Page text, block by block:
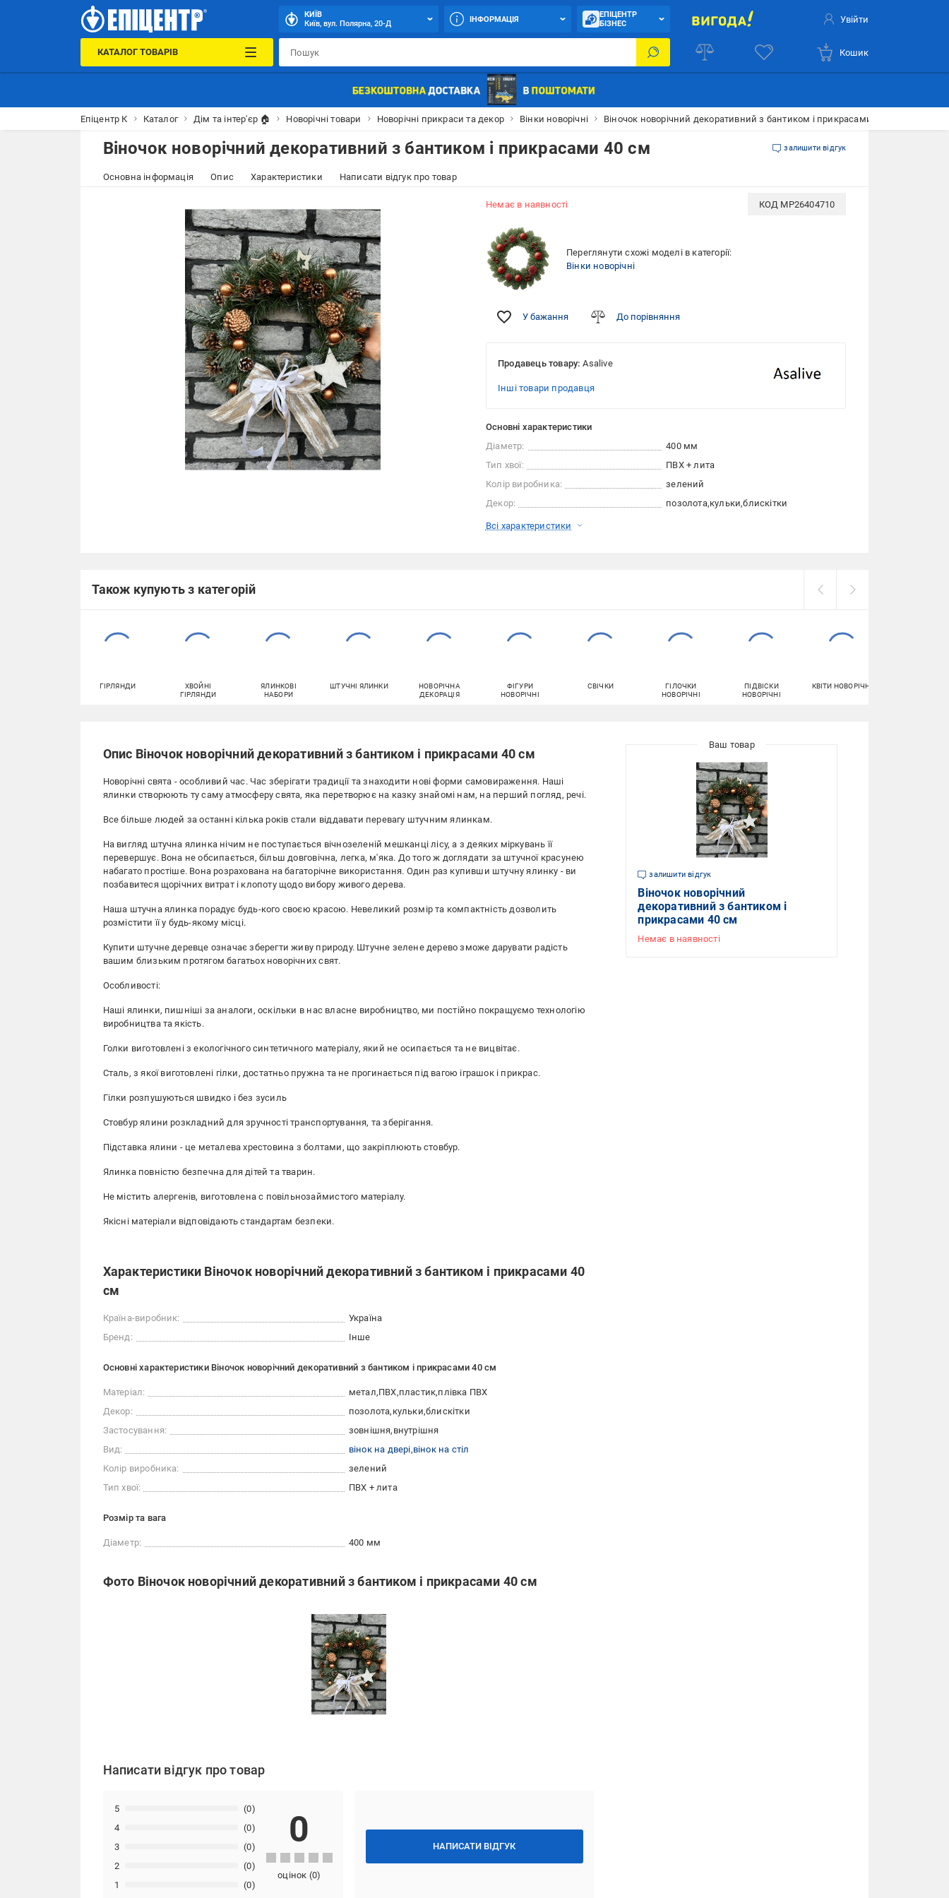
КИЇВ
Київ, вул. Полярна, 20-Д
ІНФОРМАЦІЯ
ЕПІЦЕНТР
БІЗНЕС
Увійти
КАТАЛОГ ТОВАРІВ Кошик
Епіцентр К Каталог Дім та інтер'єр 🏠 Новорічні товари Новорічні прикраси та декор Вінки новорічні Віночок новорічний декоративний з бантиком і прикрасами 40 см
Віночок новорічний декоративний з бантиком і прикрасами 40 см залишити відгук
Основна інформація Опис Характеристики Написати відгук про товар
Немає в наявності КОД MP26404710
Переглянути схожі моделі в категорії:
Вінки новорічні
У бажання До порівняння
Продавець товару: Asalive
Інші товари продавця
Основні характеристики
Діаметр:
400 мм
Тип хвої:
ПВХ + лита
Колір виробника:
зелений
Декор:
позолота кульки блискітки
Всі характеристики
Також купують з категорій
ГІРЛЯНДИ
ХВОЙНІ
ГІРЛЯНДИ
ЯЛИНКОВІ
НАБОРИ
ШТУЧНІ ЯЛИНКИ
НОВОРІЧНА
ДЕКОРАЦІЯ
ФІГУРИ
НОВОРІЧНІ
СВІЧКИ
ГІЛОЧКИ
НОВОРІЧНІ
ПІДВІСКИ
НОВОРІЧНІ
КВІТИ НОВОРІЧНІ
Опис Віночок новорічний декоративний з бантиком і прикрасами 40 см
Новорічні свята - особливий час. Час зберігати традиції та знаходити нові форми самовираження. Наші
ялинки створюють ту саму атмосферу свята, яка перетворює на казку знайомі нам, на перший погляд, речі.
Все більше людей за останні кілька років стали віддавати перевагу штучним ялинкам.
На вигляд штучна ялинка нічим не поступається вічнозеленій мешканці лісу, а з деяких міркувань її
перевершує. Вона не обсипається, більш довговічна, легка, м'яка. До того ж доглядати за штучної красунею
набагато простіше. Вона розрахована на багаторічне використання. Один раз купивши штучну ялинку - ви
позбавитеся щорічних витрат і клопоту щодо вибору живого дерева.
Наша штучна ялинка порадує будь-кого своєю красою. Невеликий розмір та компактність дозволить
розмістити її у будь-якому місці.
Купити штучне деревце означає зберегти живу природу. Штучне зелене дерево зможе дарувати радість
вашим близьким протягом багатьох новорічних свят.
Особливості:
Наші ялинки, пишніші за аналоги, оскільки в нас власне виробництво, ми постійно покращуємо технологію
виробництва та якість.
Голки виготовлені з екологічного синтетичного матеріалу, який не осипається та не вицвітає.
Сталь, з якої виготовлені гілки, достатньо пружна та не прогинається під вагою іграшок і прикрас.
Гілки розпушуються швидко і без зусиль
Стовбур ялини розкладний для зручності транспортування, та зберігання.
Підставка ялини - це металева хрестовина з болтами, що закріплюють стовбур.
Ялинка повністю безпечна для дітей та тварин.
Не містить алергенів, виготовлена с повiльнозаймистого матеріалу.
Якісні матеріали відповідають стандартам безпеки.
Характеристики Віночок новорічний декоративний з бантиком і прикрасами 40
см
Країна-виробник:
Україна
Бренд:
Інше
Основні характеристики Віночок новорічний декоративний з бантиком і прикрасами 40 см
Матеріал: метал ПВХ пластик плівка ПВХ
Декор:
позолота кульки блискітки
Застосування:
зовнішня внутрішня
Вид:
вінок на двері вінок на стіл
Колір виробника:
зелений
Тип хвої:
ПВХ + лита
Розмір та вага
Діаметр: 400 мм
Фото Віночок новорічний декоративний з бантиком і прикрасами 40 см
Написати відгук про товар
НАПИСАТИ ВІДГУК
1 (0)
2 (0)
3 (0)
4 (0)
5 (0)
0
оцінок (0)
залишити відгук
Віночок новорічний
декоративний з бантиком і
прикрасами 40 см
Немає в наявності